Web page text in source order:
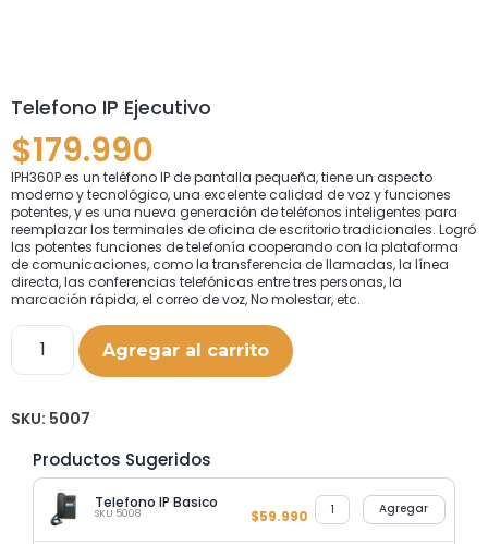
Telefono IP Ejecutivo
$179.990
IPH360P es un teléfono IP de pantalla pequeña, tiene un aspecto
moderno y tecnológico, una excelente calidad de voz y funciones
potentes, y es una nueva generación de teléfonos inteligentes para
reemplazar los terminales de oficina de escritorio tradicionales. Logró
las potentes funciones de telefonía cooperando con la plataforma
de comunicaciones, como la transferencia de llamadas, la línea
directa, las conferencias telefónicas entre tres personas, la
marcación rápida, el correo de voz, No molestar, etc.
Agregar al carrito
SKU: 5007
Productos Sugeridos
Telefono IP Basico
SKU 5008 $59.990 Agregar